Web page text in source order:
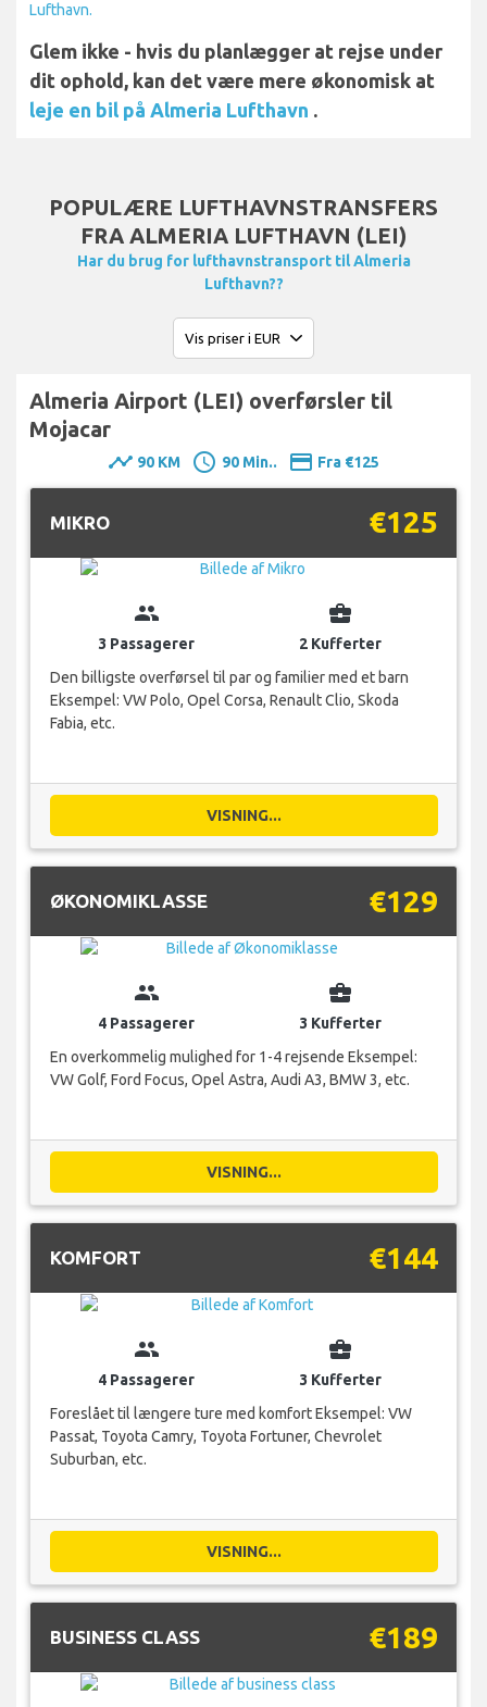
Lufthavn.
Glem ikke - hvis du planlægger at rejse under
dit ophold, kan det være mere økonomisk at
leje en bil på Almeria Lufthavn .
POPULÆRE LUFTHAVNSTRANSFERS
FRA ALMERIA LUFTHAVN (LEI)
Har du brug for lufthavnstransport til Almeria
Lufthavn??
Almeria Airport (LEI) overførsler til
Mojacar
timeline 90 KM schedule 90 Min.. payment Fra €125
MIKRO €125
group
3 Passagerer
business_center
2 Kufferter
Den billigste overførsel til par og familier med et barn
Eksempel: VW Polo, Opel Corsa, Renault Clio, Skoda
Fabia, etc.
VISNING...
ØKONOMIKLASSE €129
group
4 Passagerer
business_center
3 Kufferter
En overkommelig mulighed for 1-4 rejsende Eksempel:
VW Golf, Ford Focus, Opel Astra, Audi A3, BMW 3, etc.
VISNING...
KOMFORT €144
group
4 Passagerer
business_center
3 Kufferter
Foreslået til længere ture med komfort Eksempel: VW
Passat, Toyota Camry, Toyota Fortuner, Chevrolet
Suburban, etc.
VISNING...
BUSINESS CLASS €189